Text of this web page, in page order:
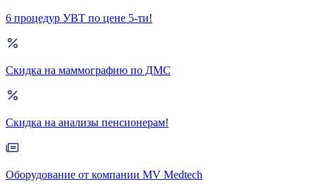
6 процедур УВТ по цене 5-ти!
Скидка на маммографию по ДМС
Скидка на анализы пенсионерам!
Оборудование от компании MV Medtech